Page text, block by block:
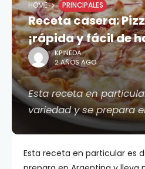
HOME PRINCIPALES
Receta casera:
¡rápida y fácil de
KPINEDA
2 AÑOS AGO
Esta receta en
variedad y se prepara
Esta receta en particular es